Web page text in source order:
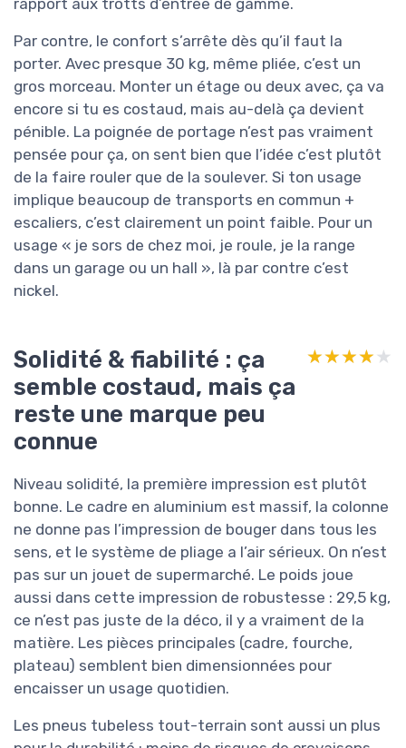
rapport aux trotts d’entrée de gamme.
Par contre, le confort s’arrête dès qu’il faut la
porter. Avec presque 30 kg, même pliée, c’est un
gros morceau. Monter un étage ou deux avec, ça va
encore si tu es costaud, mais au-delà ça devient
pénible. La poignée de portage n’est pas vraiment
pensée pour ça, on sent bien que l’idée c’est plutôt
de la faire rouler que de la soulever. Si ton usage
implique beaucoup de transports en commun +
escaliers, c’est clairement un point faible. Pour un
usage « je sors de chez moi, je roule, je la range
dans un garage ou un hall », là par contre c’est
nickel.
Solidité & fiabilité : ça
semble costaud, mais ça
reste une marque peu
connue
★★★★★
★★★★★
Niveau solidité, la première impression est plutôt
bonne. Le cadre en aluminium est massif, la colonne
ne donne pas l’impression de bouger dans tous les
sens, et le système de pliage a l’air sérieux. On n’est
pas sur un jouet de supermarché. Le poids joue
aussi dans cette impression de robustesse : 29,5 kg,
ce n’est pas juste de la déco, il y a vraiment de la
matière. Les pièces principales (cadre, fourche,
plateau) semblent bien dimensionnées pour
encaisser un usage quotidien.
Les pneus tubeless tout-terrain sont aussi un plus